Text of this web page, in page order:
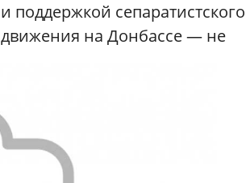
и поддержкой сепаратистского
движения на Донбассе — не